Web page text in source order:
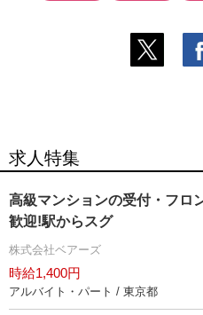
求人特集
高級マンションの受付・フロ
歓迎!駅からスグ
株式会社ベアーズ
時給1,400円
アルバイト・パート / 東京都